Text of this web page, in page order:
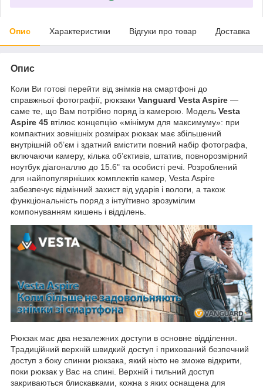
Опис Характеристики Відгуки про товар Доставка
Опис
Коли Ви готові перейти від знімків на смартфоні до
справжньої фотографії, рюкзаки Vanguard Vesta Aspire —
саме те, що Вам потрібно поряд із камерою. Модель Vesta
Aspire 45 втілює концепцію «мінімум для максимуму»: при
компактних зовнішніх розмірах рюкзак має збільшений
внутрішній об’єм і здатний вмістити повний набір фотографа,
включаючи камеру, кілька об’єктивів, штатив, повнорозмірний
ноутбук діагоналлю до 15.6" та особисті речі. Розроблений
для найпопулярніших комплектів камер, Vesta Aspire
забезпечує відмінний захист від ударів і вологи, а також
функціональність поряд з інтуїтивно зрозумілим
компонуванням кишень і відділень.
Рюкзак має два незалежних доступи в основне відділення.
Традиційний верхній швидкий доступ і прихований безпечний
доступ з боку спинки рюкзака, який ніхто не зможе відкрити,
поки рюкзак у Вас на спині. Верхній і тильний доступ
закриваються блискавками, кожна з яких оснащена для